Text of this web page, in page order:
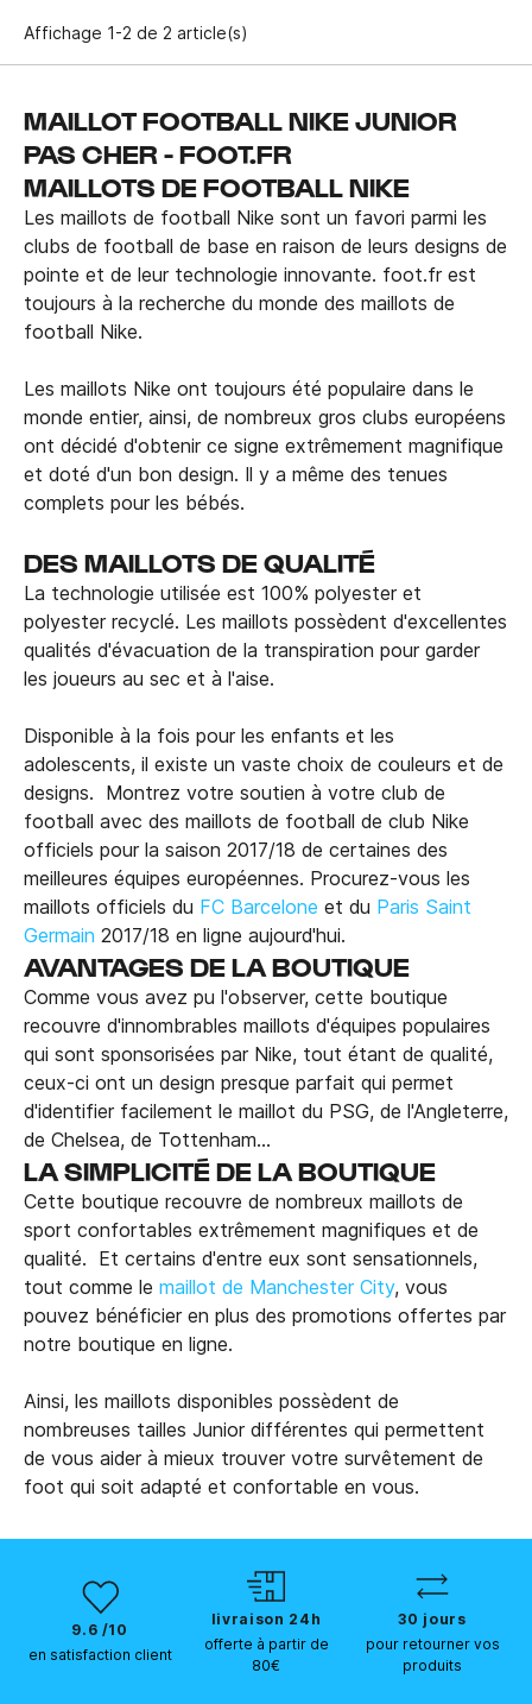
Affichage 1-2 de 2 article(s)
MAILLOT FOOTBALL NIKE JUNIOR
PAS CHER - FOOT.FR
MAILLOTS DE FOOTBALL NIKE
Les maillots de football Nike sont un favori parmi les
clubs de football de base en raison de leurs designs de
pointe et de leur technologie innovante. foot.fr est
toujours à la recherche du monde des maillots de
football Nike.
Les maillots Nike ont toujours été populaire dans le
monde entier, ainsi, de nombreux gros clubs européens
ont décidé d'obtenir ce signe extrêmement magnifique
et doté d'un bon design. Il y a même des tenues
complets pour les bébés.
DES MAILLOTS DE QUALITÉ
La technologie utilisée est 100% polyester et
polyester recyclé. Les maillots possèdent d'excellentes
qualités d'évacuation de la transpiration pour garder
les joueurs au sec et à l'aise.
Disponible à la fois pour les enfants et les
adolescents, il existe un vaste choix de couleurs et de
designs. Montrez votre soutien à votre club de
football avec des maillots de football de club Nike
officiels pour la saison 2017/18 de certaines des
meilleures équipes européennes. Procurez-vous les
maillots officiels du FC Barcelone et du Paris Saint
Germain 2017/18 en ligne aujourd'hui.
AVANTAGES DE LA BOUTIQUE
Comme vous avez pu l'observer, cette boutique
recouvre d'innombrables maillots d'équipes populaires
qui sont sponsorisées par Nike, tout étant de qualité,
ceux-ci ont un design presque parfait qui permet
d'identifier facilement le maillot du PSG, de l'Angleterre,
de Chelsea, de Tottenham...
LA SIMPLICITÉ DE LA BOUTIQUE
Cette boutique recouvre de nombreux maillots de
sport confortables extrêmement magnifiques et de
qualité. Et certains d'entre eux sont sensationnels,
tout comme le maillot de Manchester City, vous
pouvez bénéficier en plus des promotions offertes par
notre boutique en ligne.
Ainsi, les maillots disponibles possèdent de
nombreuses tailles Junior différentes qui permettent
de vous aider à mieux trouver votre survêtement de
foot qui soit adapté et confortable en vous.
9.6 /10
en satisfaction client
livraison 24h
offerte à partir de
80€
30 jours
pour retourner vos
produits